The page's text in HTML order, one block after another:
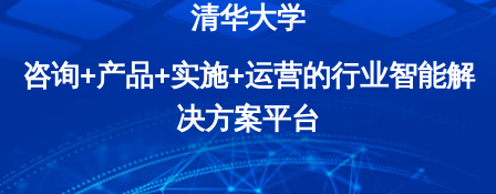
清华大学
咨询+产品+实施+运营的行业智能解
决方案平台